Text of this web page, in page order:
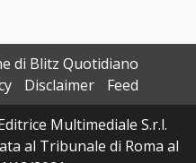
di Blitz Quotidiano
Disclaimer
Feed
Multimediale S.r.l.
al Tribunale di Roma al